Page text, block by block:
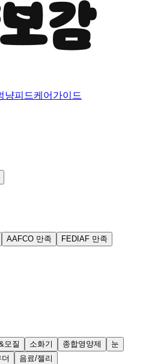
냥피드케어가이드
AAFCO 만족
FEDIAF 만족
모질 소화기 종합영양제
눈
음료/젤리